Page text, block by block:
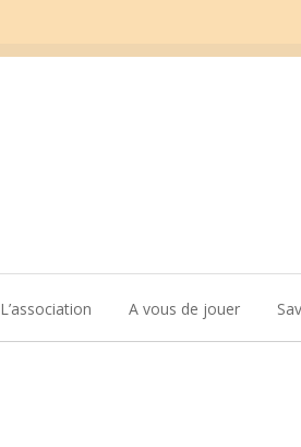
L’association A vous de jouer